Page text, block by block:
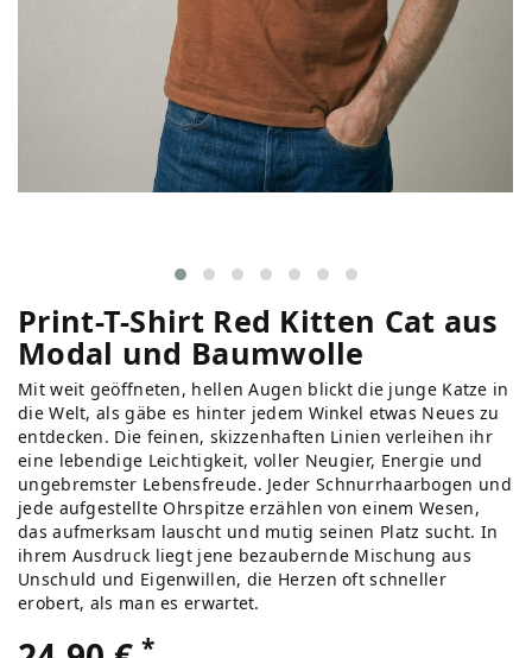
Print-T-Shirt Red Kitten Cat aus
Modal und Baumwolle
Mit weit geöffneten, hellen Augen blickt die junge Katze in
die Welt, als gäbe es hinter jedem Winkel etwas Neues zu
entdecken. Die feinen, skizzenhaften Linien verleihen ihr
eine lebendige Leichtigkeit, voller Neugier, Energie und
ungebremster Lebensfreude. Jeder Schnurrhaarbogen und
jede aufgestellte Ohrspitze erzählen von einem Wesen,
das aufmerksam lauscht und mutig seinen Platz sucht. In
ihrem Ausdruck liegt jene bezaubernde Mischung aus
Unschuld und Eigenwillen, die Herzen oft schneller
erobert, als man es erwartet.
*